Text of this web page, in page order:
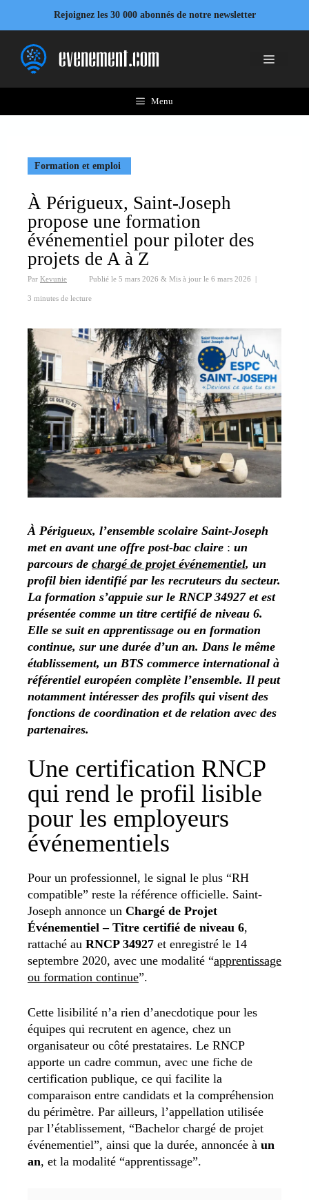
contenu
Rejoignez les 30 000 abonnés de notre newsletter
Menu
Menu
Formation et emploi
À Périgueux, Saint-Joseph
propose une formation
événementiel pour piloter des
projets de A à Z
Par Kevunie Publié le 5 mars 2026 & Mis à jour le 6 mars 2026 |
3 minutes de lecture
À Périgueux, l’ensemble scolaire Saint-Joseph
met en avant une offre post-bac claire : un
parcours de chargé de projet événementiel, un
profil bien identifié par les recruteurs du secteur.
La formation s’appuie sur le RNCP 34927 et est
présentée comme un titre certifié de niveau 6.
Elle se suit en apprentissage ou en formation
continue, sur une durée d’un an. Dans le même
établissement, un BTS commerce international à
référentiel européen complète l’ensemble. Il peut
notamment intéresser des profils qui visent des
fonctions de coordination et de relation avec des
partenaires.
Une certification RNCP
qui rend le profil lisible
pour les employeurs
événementiels
Pour un professionnel, le signal le plus “RH
compatible” reste la référence officielle. Saint-
Joseph annonce un Chargé de Projet
Événementiel – Titre certifié de niveau 6,
rattaché au RNCP 34927 et enregistré le 14
septembre 2020, avec une modalité “apprentissage
ou formation continue”.
Cette lisibilité n’a rien d’anecdotique pour les
équipes qui recrutent en agence, chez un
organisateur ou côté prestataires. Le RNCP
apporte un cadre commun, avec une fiche de
certification publique, ce qui facilite la
comparaison entre candidats et la compréhension
du périmètre. Par ailleurs, l’appellation utilisée
par l’établissement, “Bachelor chargé de projet
événementiel”, ainsi que la durée, annoncée à un
an, et la modalité “apprentissage”.